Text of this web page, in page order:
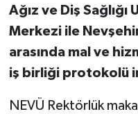
Ağız ve Diş
Merkezi ile
arasında mal ve
iş birliği protokolü
NEVÜ Rektörlük